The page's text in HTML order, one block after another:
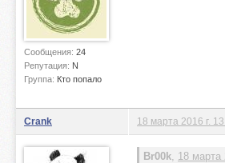
Сообщения: 24
Репутация: N
Группа: Кто попало
Crank 18 марта 2016 г.
Br00k, 18 марта